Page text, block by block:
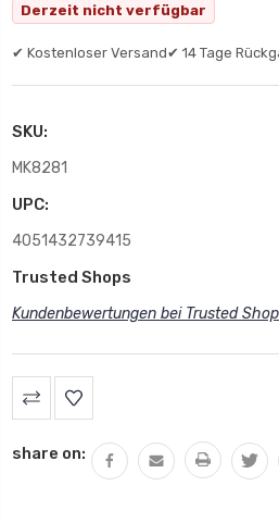
Derzeit nicht verfügbar
✔ Kostenloser Versand✔ 14 Tage
SKU:
MK8281
UPC:
4051432739415
Trusted Shops
Kundenbewertungen bei Trusted
share on: